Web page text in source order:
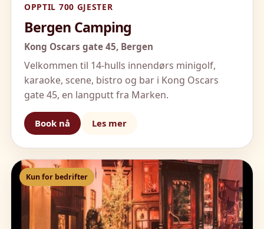
OPPTIL 700 GJESTER
Bergen Camping
Kong Oscars gate 45, Bergen
Velkommen til 14-hulls innendørs minigolf,
karaoke, scene, bistro og bar i Kong Oscars
gate 45, en langputt fra Marken.
Book nå Les mer
Kun for bedrifter